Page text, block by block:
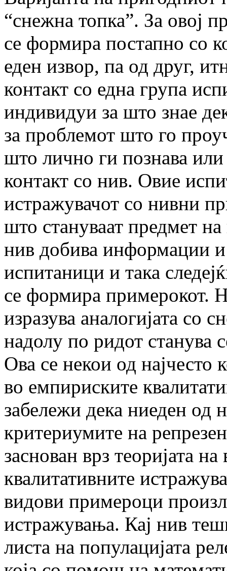
“снежна топка”. За овој
се формира постапно со
еден извор, па од друг,
контакт со една група
индивидуи за што знае
за проблемот што го
што лично ги познава
контакт со нив. Овие
истражувачот со нивни
што стануваат предмет
нив добива информации и
испитаници и така
се формира примерокот.
изразува аналогијата со
надолу по ридот станува
Ова се некои од
во емпириските
забележи дека ниеден од
критериумите на
заснован врз теоријата
квалитативните
видови примероци
истражувања. Кај нив
листа на популацијата